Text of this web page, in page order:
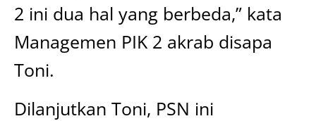
2 ini dua hal yang berbeda,” kata
Managemen PIK 2 akrab disapa
Toni.
Dilanjutkan Toni, PSN ini